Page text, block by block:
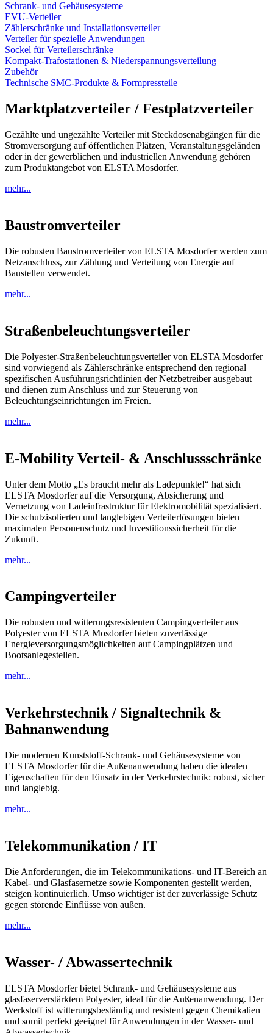
Schrank- und Gehäusesysteme
EVU-Verteiler
Zählerschränke und Installationsverteiler
Verteiler für spezielle Anwendungen
Sockel für Verteilerschränke
Kompakt-Trafostationen & Niederspannungsverteilung
Zubehör
Technische SMC-Produkte & Formpressteile
Marktplatzverteiler / Festplatzverteiler
Gezählte und ungezählte Verteiler mit Steckdosenabgängen für die
Stromversorgung auf öffentlichen Plätzen, Veranstaltungsgeländen
oder in der gewerblichen und industriellen Anwendung gehören
zum Produktangebot von ELSTA Mosdorfer.
mehr...
Baustromverteiler
Die robusten Baustromverteiler von ELSTA Mosdorfer werden zum
Netzanschluss, zur Zählung und Verteilung von Energie auf
Baustellen verwendet.
mehr...
Straßenbeleuchtungsverteiler
Die Polyester-Straßenbeleuchtungsverteiler von ELSTA Mosdorfer
sind vorwiegend als Zählerschränke entsprechend den regional
spezifischen Ausführungsrichtlinien der Netzbetreiber ausgebaut
und dienen zum Anschluss und zur Steuerung von
Beleuchtungseinrichtungen im Freien.
mehr...
E-Mobility Verteil- & Anschlussschränke
Unter dem Motto „Es braucht mehr als Ladepunkte!“ hat sich
ELSTA Mosdorfer auf die Versorgung, Absicherung und
Vernetzung von Ladeinfrastruktur für Elektromobilität spezialisiert.
Die schutzisolierten und langlebigen Verteilerlösungen bieten
maximalen Personenschutz und Investitionssicherheit für die
Zukunft.
mehr...
Campingverteiler
Die robusten und witterungsresistenten Campingverteiler aus
Polyester von ELSTA Mosdorfer bieten zuverlässige
Energieversorgungsmöglichkeiten auf Campingplätzen und
Bootsanlegestellen.
mehr...
Verkehrstechnik / Signaltechnik &
Bahnanwendung
Die modernen Kunststoff-Schrank- und Gehäusesysteme von
ELSTA Mosdorfer für die Außenanwendung haben die idealen
Eigenschaften für den Einsatz in der Verkehrstechnik: robust, sicher
und langlebig.
mehr...
Telekommunikation / IT
Die Anforderungen, die im Telekommunikations- und IT-Bereich an
Kabel- und Glasfasernetze sowie Komponenten gestellt werden,
steigen kontinuierlich. Umso wichtiger ist der zuverlässige Schutz
gegen störende Einflüsse von außen.
mehr...
Wasser- / Abwassertechnik
ELSTA Mosdorfer bietet Schrank- und Gehäusesysteme aus
glasfaserverstärktem Polyester, ideal für die Außenanwendung. Der
Werkstoff ist witterungsbeständig und resistent gegen Chemikalien
und somit perfekt geeignet für Anwendungen in der Wasser- und